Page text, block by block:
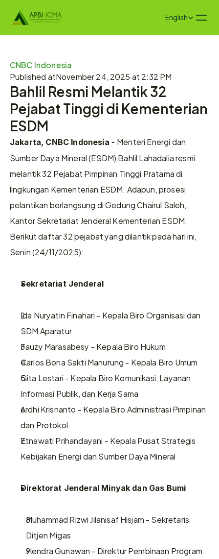
Select Language
English
CNBC Indonesia
Published atNovember 24, 2025 at 2:32 PM
Bahlil Resmi Melantik 32
Pejabat Tinggi di Kementerian
ESDM
Jakarta, CNBC Indonesia - Menteri Energi dan
Sumber Daya Mineral (ESDM) Bahlil Lahadalia resmi
melantik 32 Pejabat Pimpinan Tinggi Pratama di
lingkungan Kementerian ESDM. Adapun, prosesi
pelantikan berlangsung di Gedung Chairul Saleh,
Kantor Sekretariat Jenderal Kementerian ESDM.
Berikut daftar 32 pejabat yang dilantik pada hari ini,
Senin (24/11/2025):
Sekretariat Jenderal
Ida Nuryatin Finahari - Kepala Biro Organisasi dan
SDM Aparatur
Fauzy Marasabesy - Kepala Biro Hukum
Carlos Bona Sakti Manurung - Kepala Biro Umum
Gita Lestari - Kepala Biro Komunikasi, Layanan
Informasi Publik, dan Kerja Sama
Ardhi Krisnanto - Kepala Biro Administrasi Pimpinan
dan Protokol
Etnawati Prihandayani - Kepala Pusat Strategis
Kebijakan Energi dan Sumber Daya Mineral
Direktorat Jenderal Minyak dan Gas Bumi
Muhammad Rizwi Jilanisaf Hisjam - Sekretaris
Ditjen Migas
Hendra Gunawan - Direktur Pembinaan Program